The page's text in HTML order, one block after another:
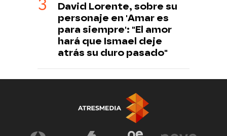
David Lorente, sobre su
personaje en 'Amar es
para siempre': "El amor
hará que Ismael deje
atrás su duro pasado"